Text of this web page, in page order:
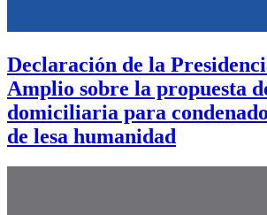
Declaración de la
Amplio sobre la propuesta
domiciliaria para
de lesa humanidad